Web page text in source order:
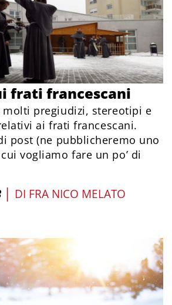
frati francescani
molti pregiudizi, stereotipi e
ai frati francescani.
post (ne pubblicheremo uno
vogliamo fare un po’ di
| DI FRA NICO MELATO